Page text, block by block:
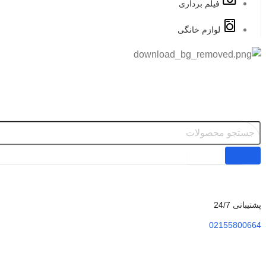
فیلم برداری
لوازم خانگی
پشتیبانی 24/7
02155800664